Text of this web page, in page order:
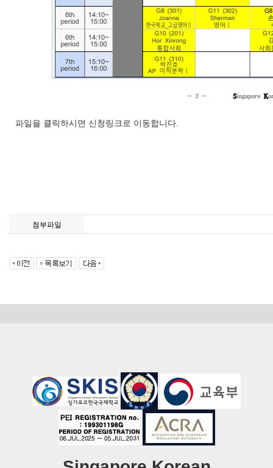
파일을 클릭하시면 신청링크로 이동합니다.
첨부파일